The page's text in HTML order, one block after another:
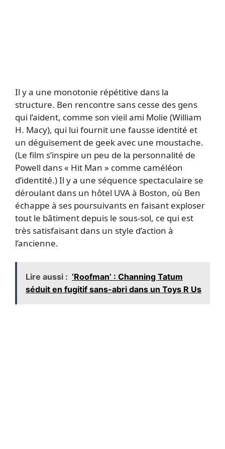
Il y a une monotonie répétitive dans la
structure. Ben rencontre sans cesse des gens
qui l’aident, comme son vieil ami Molie (William
H. Macy), qui lui fournit une fausse identité et
un déguisement de geek avec une moustache.
(Le film s’inspire un peu de la personnalité de
Powell dans « Hit Man » comme caméléon
d’identité.) Il y a une séquence spectaculaire se
déroulant dans un hôtel UVA à Boston, où Ben
échappe à ses poursuivants en faisant exploser
tout le bâtiment depuis le sous-sol, ce qui est
très satisfaisant dans un style d’action à
l’ancienne.
Lire aussi : ‘Roofman’ : Channing Tatum
séduit en fugitif sans-abri dans un Toys R Us